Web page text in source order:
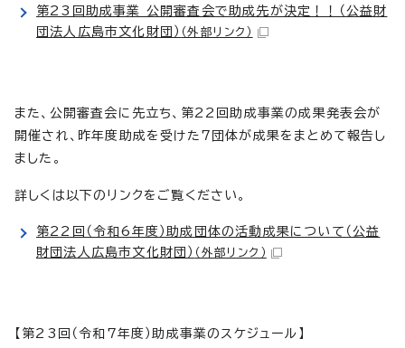
第23回助成事業 公開審査会で助成先が決定！！（公益財
団法人広島市文化財団） （外部リンク）
また、公開審査会に先立ち、第22回助成事業の成果発表会が
開催され、昨年度助成を受けた7団体が成果をまとめて報告し
ました。
詳しくは以下のリンクをご覧ください。
第22回（令和6年度）助成団体の活動成果について（公益
財団法人広島市文化財団） （外部リンク）
【第23回（令和7年度）助成事業のスケジュール】